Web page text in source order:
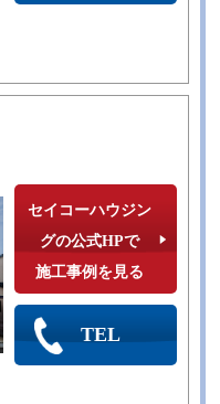
セイコーハウジン
グの公式HPで
施工事例を見る
TEL